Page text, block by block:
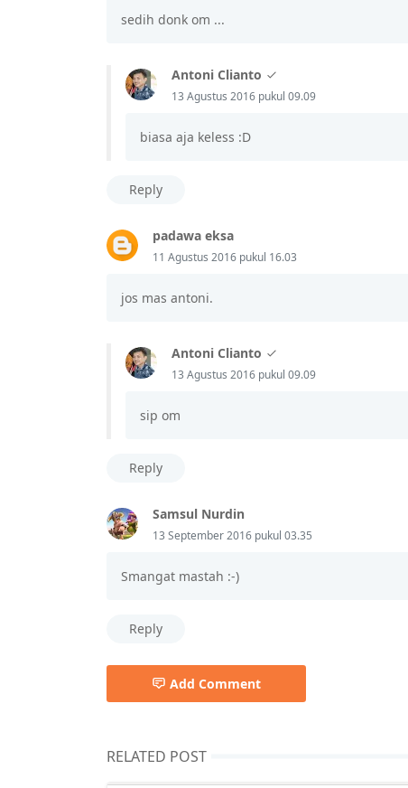
sedih donk om ...
Antoni Clianto
13 Agustus 2016 pukul 09.09
biasa aja keless :D
Reply
padawa eksa
11 Agustus 2016 pukul 16.03
jos mas antoni.
Antoni Clianto
13 Agustus 2016 pukul 09.09
sip om
Reply
Samsul Nurdin
13 September 2016 pukul 03.35
Smangat mastah :-)
Reply
Add Comment
RELATED POST